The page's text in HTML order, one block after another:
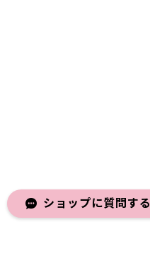
ショップに質問する